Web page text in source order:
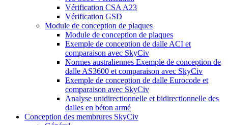
Vérification CSA A23
Vérification GSD
Module de conception de plaques
Module de conception de plaques
Exemple de conception de dalle ACI et
comparaison avec SkyCiv
Normes australiennes Exemple de conception de
dalle AS3600 et comparaison avec SkyCiv
Exemple de conception de dalle Eurocode et
comparaison avec SkyCiv
Analyse unidirectionnelle et bidirectionnelle des
dalles en béton armé
Conception des membrures SkyCiv